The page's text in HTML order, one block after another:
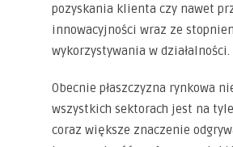
pozyskania klienta czy nawet
innowacyjności wraz ze
wykorzystywania w działalności.
Obecnie płaszczyzna rynkowa
wszystkich sektorach jest na
coraz większe znaczenie